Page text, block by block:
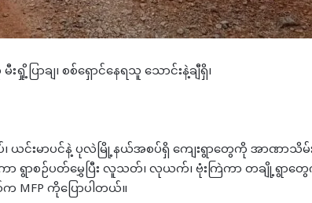
ာချ၊ စစ်ရှောင်နေရသူ သောင်းနဲ့ချီရှိ၊
ယင်းမာပင်နဲ့ ပုလဲမြို့နယ်အစပ်ရှိ ကျေးရွာတွေကို အာဏာသိမ်
ာ ရွာစဉ်ပတ်မွှေပြီး လူသတ်၊ လုယက်၊ ဗုံးကြဲကာ တချို့ရွာတွ
MFP ကိုပြောပါတယ်။